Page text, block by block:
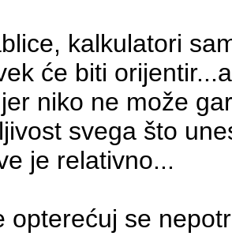
kalkulatori
će biti
niko ne može
svega što
je relativno...
opterećuj se